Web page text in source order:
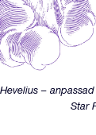
–
Star